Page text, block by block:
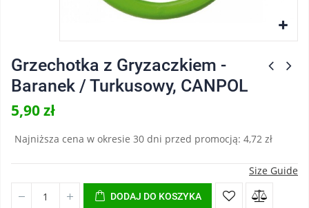
Grzechotka z Gryzaczkiem -
Baranek / Turkusowy, CANPOL
5,90 zł
Najniższa cena w okresie 30 dni przed promocją: 4,72 zł
Size Guide
DODAJ DO KOSZYKA